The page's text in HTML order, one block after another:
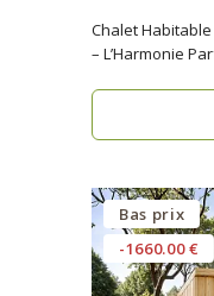
Chalet Habitable
– L’Harmonie
Bas prix
-1660.00 €